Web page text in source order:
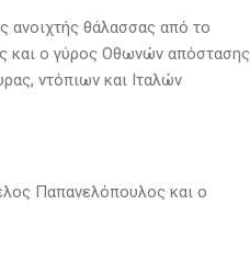
θάλασσας από το
και ο γύρος Οθωνών απόστασης
ντόπιων και Ιταλών
Παπανελόπουλος και ο